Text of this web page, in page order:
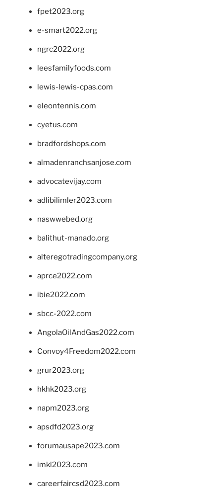
fpet2023.org
e-smart2022.org
ngrc2022.org
leesfamilyfoods.com
lewis-lewis-cpas.com
eleontennis.com
cyetus.com
bradfordshops.com
almadenranchsanjose.com
advocatevijay.com
adlibilimler2023.com
naswwebed.org
balithut-manado.org
alteregotradingcompany.org
aprce2022.com
ibie2022.com
sbcc-2022.com
AngolaOilAndGas2022.com
Convoy4Freedom2022.com
grur2023.org
hkhk2023.org
napm2023.org
apsdfd2023.org
forumausape2023.com
imkl2023.com
careerfaircsd2023.com